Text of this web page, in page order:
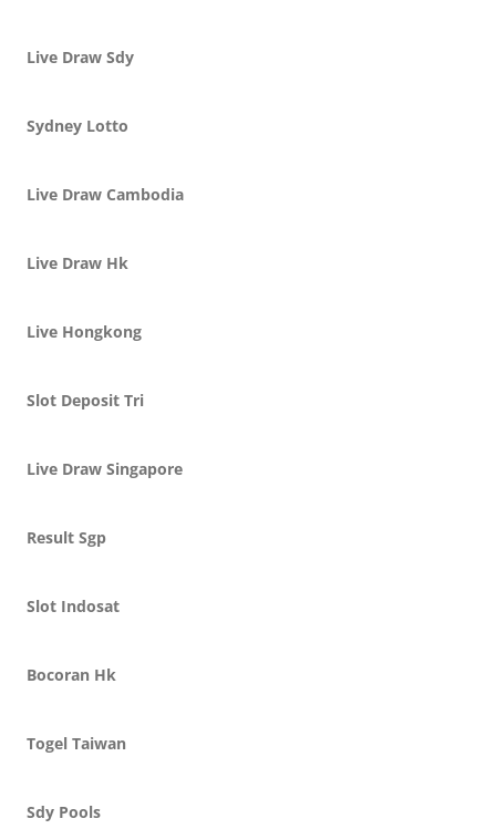
Live Draw Sdy
Sydney Lotto
Live Draw Cambodia
Live Draw Hk
Live Hongkong
Slot Deposit Tri
Live Draw Singapore
Result Sgp
Slot Indosat
Bocoran Hk
Togel Taiwan
Sdy Pools